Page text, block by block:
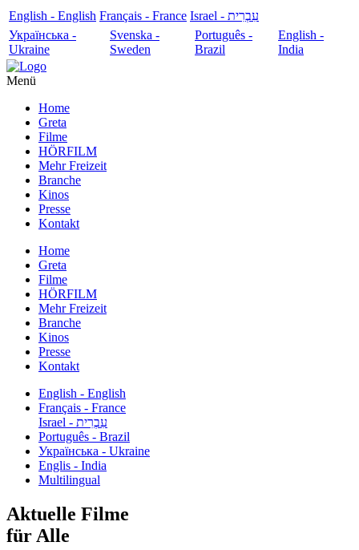
English - English Français - France
עִבְרִית - Israel
Українська -
Ukraine
Svenska -
Sweden
Português -
Brazil
English -
India
Menü
Home
Greta
Filme
HÖRFILM
Mehr Freizeit
Branche
Kinos
Presse
Kontakt
Home
Greta
Filme
HÖRFILM
Mehr Freizeit
Branche
Kinos
Presse
Kontakt
English - English
Français - France
עִבְרִית - Israel
Português - Brazil
Українська - Ukraine
Englis - India
Multilingual
Aktuelle Filme
für Alle